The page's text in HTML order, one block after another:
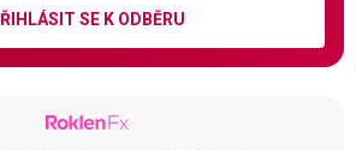
SE K ODBĚRU